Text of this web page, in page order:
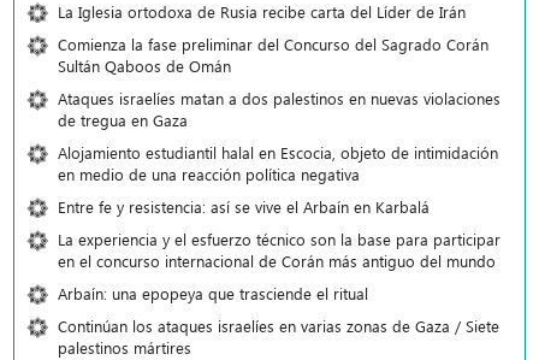
La Iglesia ortodoxa de Rusia recibe carta del Líder de Irán
Comienza la fase preliminar del Concurso del Sagrado Corán
Sultán Qaboos de Omán
Ataques israelíes matan a dos palestinos en nuevas violaciones
de tregua en Gaza
Alojamiento estudiantil halal en Escocia, objeto de intimidación
en medio de una reacción política negativa
Entre fe y resistencia: así se vive el Arbaín en Karbalá
La experiencia y el esfuerzo técnico son la base para participar
en el concurso internacional de Corán más antiguo del mundo
Arbaín: una epopeya que trasciende el ritual
Continúan los ataques israelíes en varias zonas de Gaza / Siete
palestinos mártires